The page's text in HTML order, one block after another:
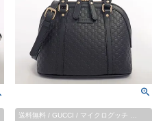
送料無料 / GUCCI / マイクログッチ …